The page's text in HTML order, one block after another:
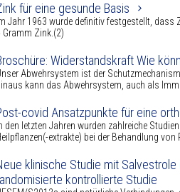
für eine gesunde Basis
Jahr 1963 wurde definitiv festgestellt,
Gramm Zink.(2)
Widerstandskraft Wie
Abwehrsystem ist der
kann das Abwehrsystem, auch als
covid Ansatzpunkte für eine
den letzten Jahren wurden zahlreiche
extrakte) bei der Behandlung
klinische Studie mit
kontrollierte Studie